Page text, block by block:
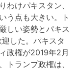
わけパキスタン、
う点も大きい。ト
しい姿勢とパキス
した。パキスタ
政権が2019年2月
トランプ政権は、